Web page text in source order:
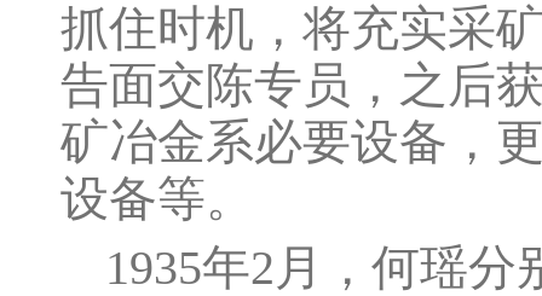
抓住时机，将充实采
告面交陈专员，之后
矿冶金系必要设备，
设备等。
1935年2月，何瑶